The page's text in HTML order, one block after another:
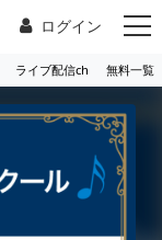
ログイン
ライブ配信ch 無料一覧